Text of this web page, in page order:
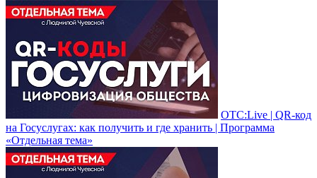
ОТС:Live | QR-код
на Госуслугах: как получить и где хранить | Программа
«Отдельная тема»